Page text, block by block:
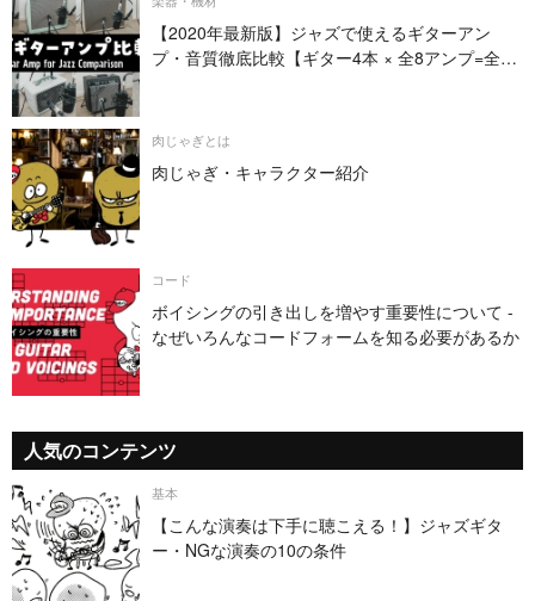
【2020年最新版】ジャズで使えるギターアン
プ・音質徹底比較【ギター4本 × 全8アンプ=全32
肉じゃぎとは
肉じゃぎ・キャラクター紹介
コード
ボイシングの引き出しを増やす重要性について -
なぜいろんなコードフォームを知る必要があるか
人気のコンテンツ
基本
【こんな演奏は下手に聴こえる！】ジャズギタ
ー・NGな演奏の10の条件